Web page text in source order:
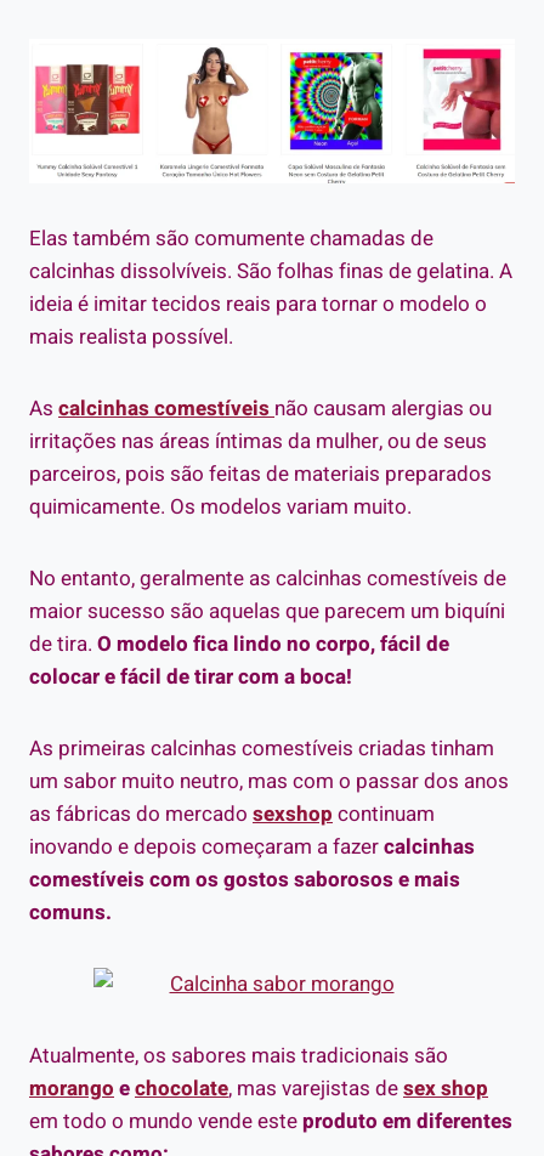
Elas também são comumente chamadas de
calcinhas dissolvíveis. São folhas finas de gelatina. A
ideia é imitar tecidos reais para tornar o modelo o
mais realista possível.
As calcinhas comestíveis não causam alergias ou
irritações nas áreas íntimas da mulher, ou de seus
parceiros, pois são feitas de materiais preparados
quimicamente. Os modelos variam muito.
No entanto, geralmente as calcinhas comestíveis de
maior sucesso são aquelas que parecem um biquíni
de tira. O modelo fica lindo no corpo, fácil de
colocar e fácil de tirar com a boca!
As primeiras calcinhas comestíveis criadas tinham
um sabor muito neutro, mas com o passar dos anos
as fábricas do mercado sexshop continuam
inovando e depois começaram a fazercalcinhas
comestíveis com os gostos saborosos e mais
comuns.
Atualmente, os sabores mais tradicionais são
morango echocolate, mas varejistas desex shop
em todo o mundo vende esteproduto em diferentes